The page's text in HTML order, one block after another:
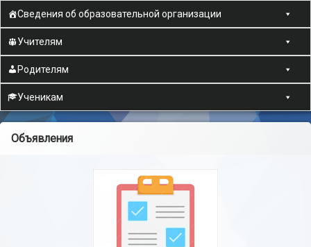
Сведения об образовательной организации
Учителям
Родителям
Ученикам
Объявления